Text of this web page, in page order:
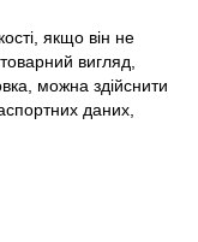
якщо він не
вигляд,
можна здійснити
даних,